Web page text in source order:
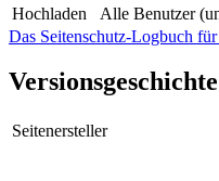
Hochladen
Alle Benutzer
Das Seitenschutz-Logbuch für
Versionsgeschichte
Seitenersteller